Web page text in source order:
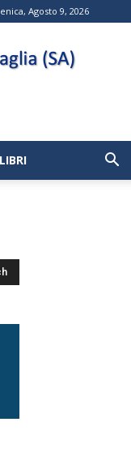
Agosto 9, 2026
LIBRI